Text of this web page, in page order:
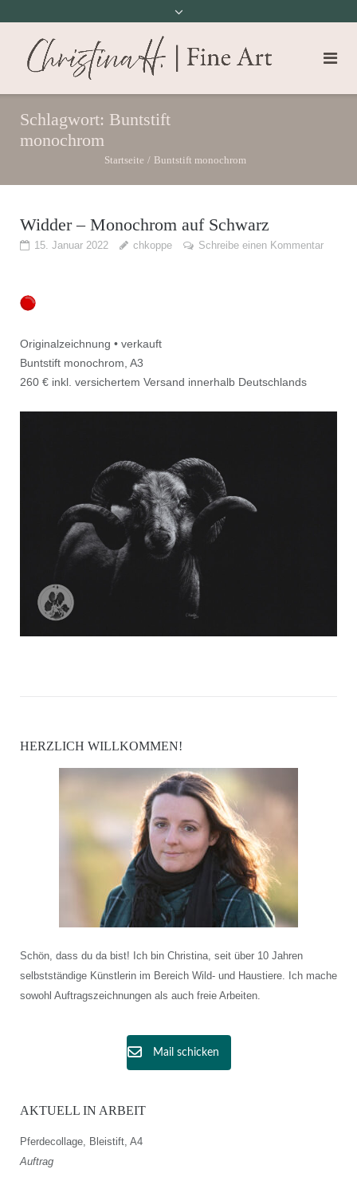
Schlagwort: Buntstift
monochrom
Startseite / Buntstift monochrom
Widder – Monochrom auf Schwarz
15. Januar 2022 chkoppe Schreibe einen Kommentar
Originalzeichnung • verkauft
Buntstift monochrom, A3
260 € inkl. versichertem Versand innerhalb Deutschlands
HERZLICH WILLKOMMEN!
Schön, dass du da bist! Ich bin Christina, seit über 10 Jahren
selbstständige Künstlerin im Bereich Wild- und Haustiere. Ich mache
sowohl Auftragszeichnungen als auch freie Arbeiten.
Mail schicken
AKTUELL IN ARBEIT
Pferdecollage, Bleistift, A4
Auftrag